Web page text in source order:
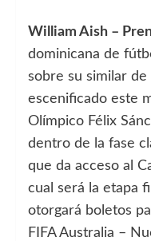
William Aish –
dominicana de
sobre su similar
escenificado este
Olímpico Félix
dentro de la fase
que da acceso al
cual será la etapa
otorgará boletos
FIFA Australia –